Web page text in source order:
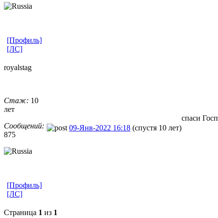
[Профиль]
[ЛС]
royalstag
Стаж: 10
лет
Сообщений:
875
09-Янв-2022 16:18 (спустя 10 лет)
спаси
[Профиль]
[ЛС]
Страница 1 из 1